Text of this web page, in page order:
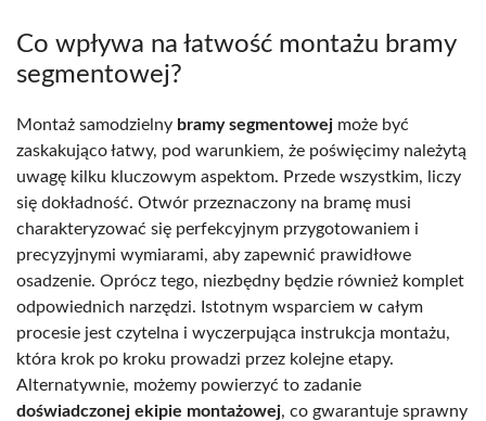
Co wpływa na łatwość montażu bramy
segmentowej?
Montaż samodzielny bramy segmentowej może być
zaskakująco łatwy, pod warunkiem, że poświęcimy należytą
uwagę kilku kluczowym aspektom. Przede wszystkim, liczy
się dokładność. Otwór przeznaczony na bramę musi
charakteryzować się perfekcyjnym przygotowaniem i
precyzyjnymi wymiarami, aby zapewnić prawidłowe
osadzenie. Oprócz tego, niezbędny będzie również komplet
odpowiednich narzędzi. Istotnym wsparciem w całym
procesie jest czytelna i wyczerpująca instrukcja montażu,
która krok po kroku prowadzi przez kolejne etapy.
Alternatywnie, możemy powierzyć to zadanie
doświadczonej ekipie montażowej, co gwarantuje sprawny